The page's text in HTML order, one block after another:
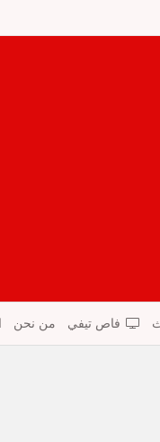
فاص تيفي من نحن